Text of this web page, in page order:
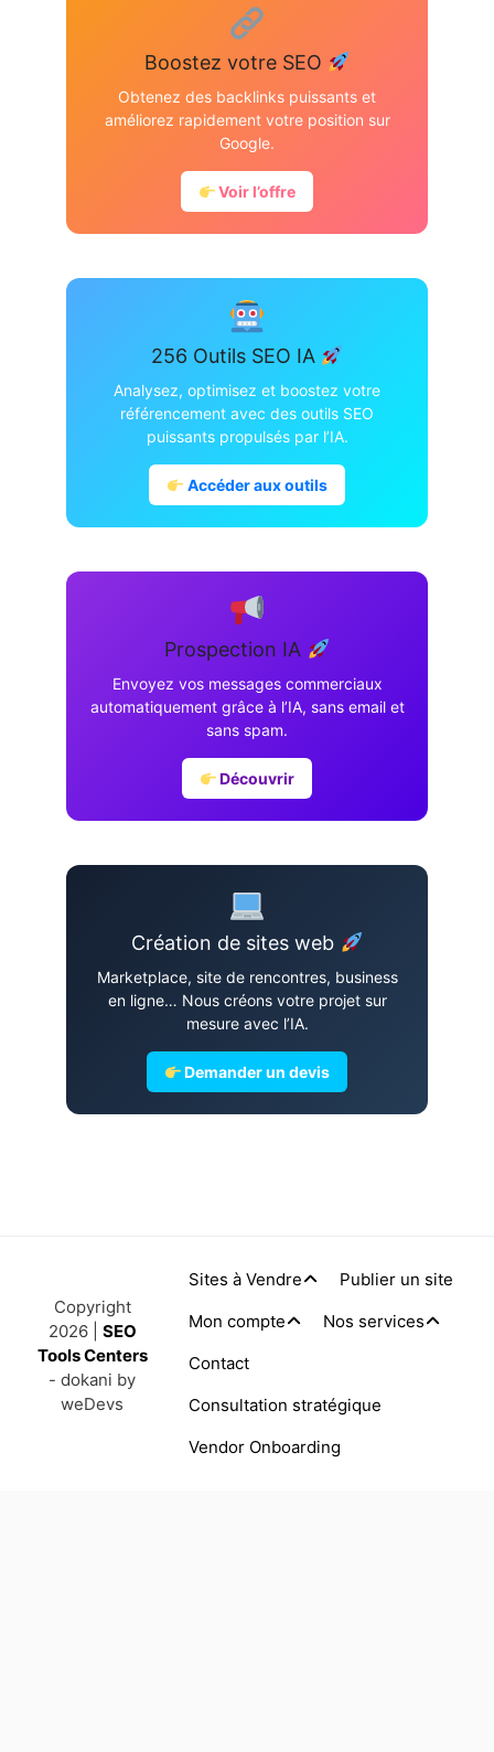
Boostez votre SEO
Obtenez des backlinks puissants et
améliorez rapidement votre position sur
Google.
Voir l’offre
256 Outils SEO IA
Analysez, optimisez et boostez votre
référencement avec des outils SEO
puissants propulsés par l’IA.
Accéder aux outils
Prospection IA
Envoyez vos messages commerciaux
automatiquement grâce à l’IA, sans email et
sans spam.
Découvrir
Création de sites web
Marketplace, site de rencontres, business
en ligne… Nous créons votre projet sur
mesure avec l’IA.
Demander un devis
Copyright
2026 | SEO
Tools Centers
- dokani by
weDevs
Sites à Vendre
Publier un site
Mon compte
Nos services
Contact
Consultation stratégique
Vendor Onboarding